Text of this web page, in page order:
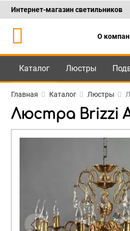
Каталог
Интернет-магазин светильников
О
Каталог Люстры
Главная Каталог Люстры
Люстра Brizzi